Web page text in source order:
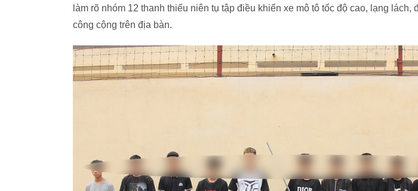
làm rõ nhóm 12 thanh thiếu niên tụ tập điều khiển xe mô tô tốc độ cao, lạng lách,
công cộng trên địa bàn.